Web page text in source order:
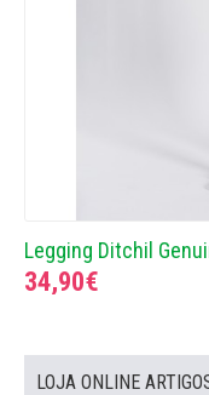
Legging Ditchil
34,90€
LOJA ONLINE